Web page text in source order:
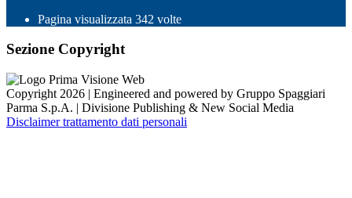
Pagina visualizzata 342 volte
Sezione Copyright
Copyright 2026 | Engineered and powered by Gruppo Spaggiari
Parma S.p.A. | Divisione Publishing & New Social Media
Disclaimer trattamento dati personali